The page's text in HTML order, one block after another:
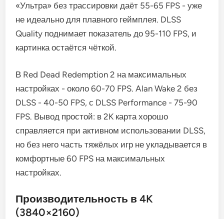
«Ультра» без трассировки даёт 55-65 FPS - уже
не идеально для плавного геймплея. DLSS
Quality поднимает показатель до 95-110 FPS, и
картинка остаётся чёткой.
В Red Dead Redemption 2 на максимальных
настройках - около 60-70 FPS. Alan Wake 2 без
DLSS - 40-50 FPS, с DLSS Performance - 75-90
FPS. Вывод простой: в 2K карта хорошо
справляется при активном использовании DLSS,
но без него часть тяжёлых игр не укладывается в
комфортные 60 FPS на максимальных
настройках.
Производительность в 4K
(3840×2160)